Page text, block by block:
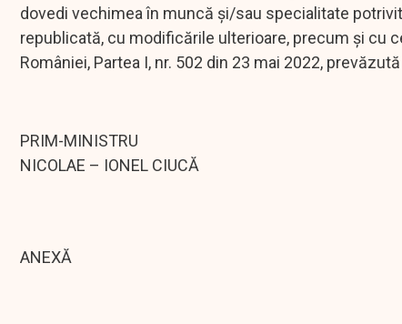
dovedi vechimea în muncă și/sau specialitate
republicată, cu modificările ulterioare, precum şi cu
României, Partea I, nr. 502 din 23 mai 2022,
PRIM-MINISTRU
NICOLAE – IONEL CIUCĂ
ANEXĂ